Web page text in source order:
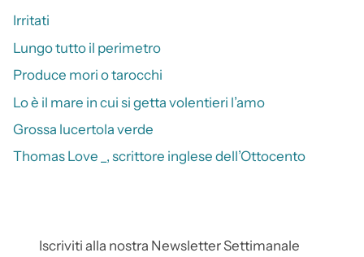
Irritati
Lungo tutto il perimetro
Produce mori o tarocchi
Lo è il mare in cui si getta volentieri l’amo
Grossa lucertola verde
Thomas Love _, scrittore inglese dell’Ottocento
Iscriviti alla nostra Newsletter Settimanale